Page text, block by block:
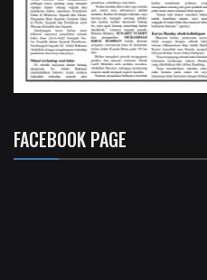
FACEBOOK PAGE